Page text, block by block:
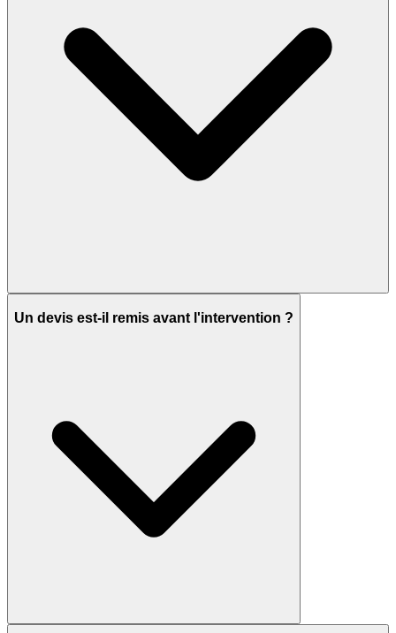
Un devis est-il remis avant l'intervention ?